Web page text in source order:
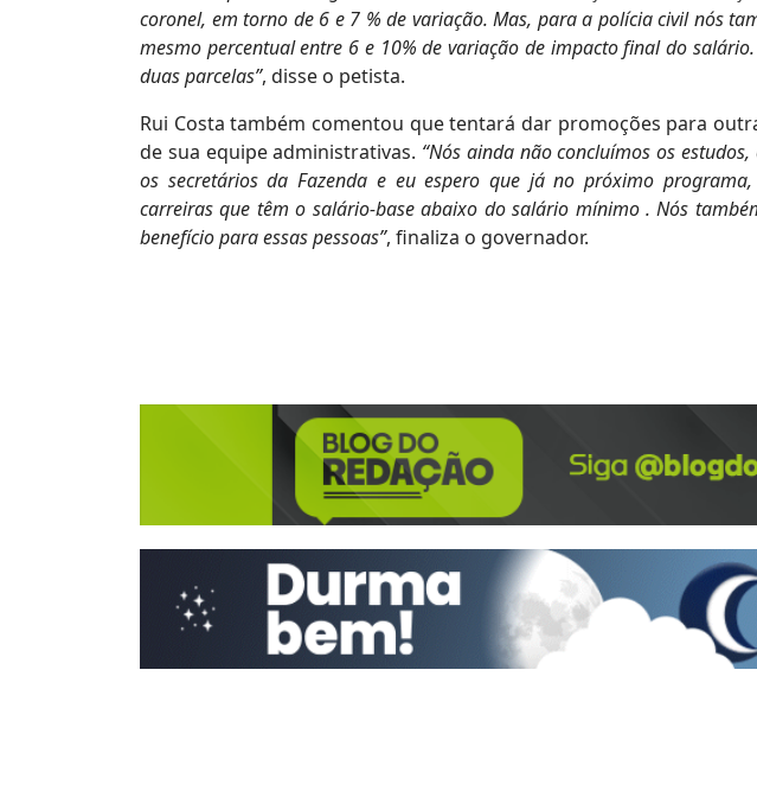
coronel, em torno de 6 e 7 % de variação. Mas, para a polícia civil nós
mesmo percentual entre 6 e 10% de variação de impacto final do
duas parcelas”, disse o petista.
Rui Costa também comentou que tentará dar promoções para
de sua equipe administrativas. “Nós ainda não concluímos os
os secretários da Fazenda e eu espero que já no próximo
carreiras que têm o salário-base abaixo do salário mínimo . Nós
benefício para essas pessoas”, finaliza o governador.